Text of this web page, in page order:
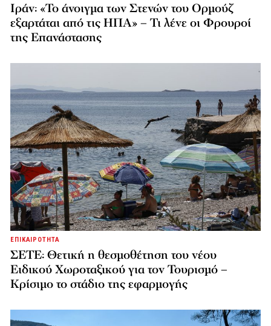
Ιράν: «Το άνοιγμα των Στενών του Ορμούζ
εξαρτάται από τις ΗΠΑ» – Τι λένε οι Φρουροί
της Επανάστασης
ΕΠΙΚΑΙΡΟΤΗΤΑ
ΣΕΤΕ: Θετική η θεσμοθέτηση του νέου
Ειδικού Χωροταξικού για τον Τουρισμό –
Κρίσιμο το στάδιο της εφαρμογής